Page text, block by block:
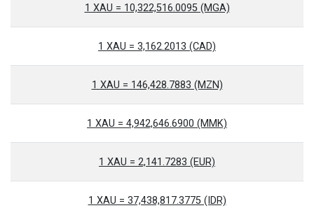
1 XAU = 10,322,516.0095 (MGA)
1 XAU = 3,162.2013 (CAD)
1 XAU = 146,428.7883 (MZN)
1 XAU = 4,942,646.6900 (MMK)
1 XAU = 2,141.7283 (EUR)
1 XAU = 37,438,817.3775 (IDR)